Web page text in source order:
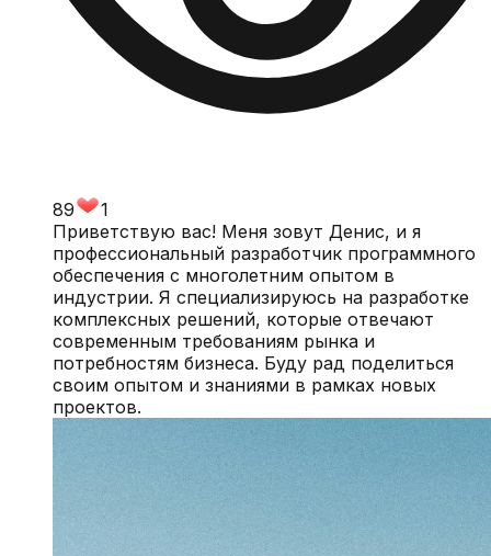
89
1
Приветствую вас! Меня зовут Денис, и я
профессиональный разработчик программного
обеспечения с многолетним опытом в
индустрии. Я специализируюсь на разработке
комплексных решений, которые отвечают
современным требованиям рынка и
потребностям бизнеса. Буду рад поделиться
своим опытом и знаниями в рамках новых
проектов.